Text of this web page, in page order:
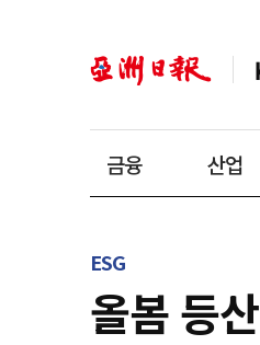
금융 산업
ESG
올봄 등